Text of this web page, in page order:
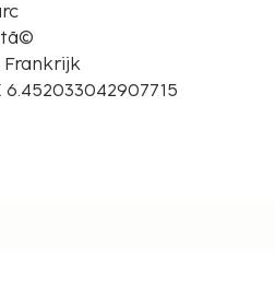
Frankrijk
6.452033042907715